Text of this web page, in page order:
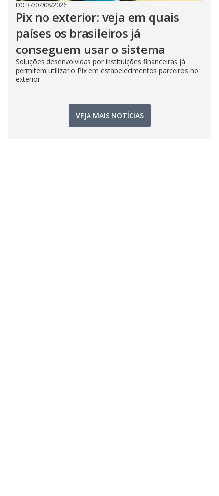
DO R7/07/08/2026
Pix no exterior: veja em quais
países os brasileiros já
conseguem usar o sistema
Soluções desenvolvidas por instituições financeiras já
permitem utilizar o Pix em estabelecimentos parceiros no
exterior
VEJA MAIS NOTÍCIAS